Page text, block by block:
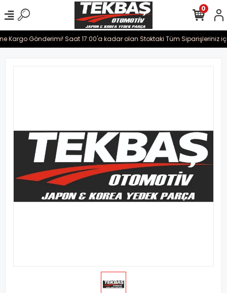
Kargo Gönderimi! Saat 17:00'a kadar olan Stoktaki Tüm Siparişleriniz
0